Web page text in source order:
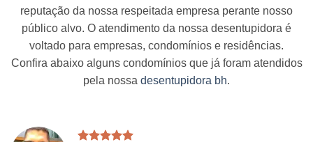
reputação da nossa respeitada empresa perante nosso
público alvo. O atendimento da nossa desentupidora é
voltado para empresas, condomínios e residências.
Confira abaixo alguns condomínios que já foram atendidos
pela nossa desentupidora bh.